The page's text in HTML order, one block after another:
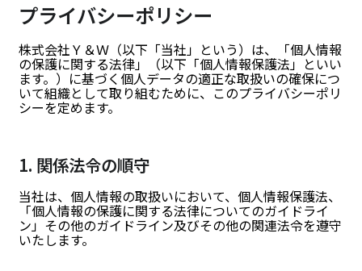
プライバシーポリシー
株式会社Ｙ＆Ｗ（以下「当社」という）は、「個人情報
の保護に関する法律」（以下「個人情報保護法」といい
ます。）に基づく個人データの適正な取扱いの確保につ
いて組織として取り組むために、このプライバシーポリ
シーを定めます。
1. 関係法令の順守
当社は、個人情報の取扱いにおいて、個人情報保護法、
「個人情報の保護に関する法律についてのガイドライ
ン」その他のガイドライン及びその他の関連法令を遵守
いたします。